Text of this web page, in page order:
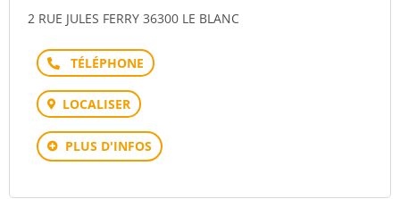
2 RUE JULES FERRY 36300 LE BLANC
Téléphone
LOCALISER
PLUS D'INFOS